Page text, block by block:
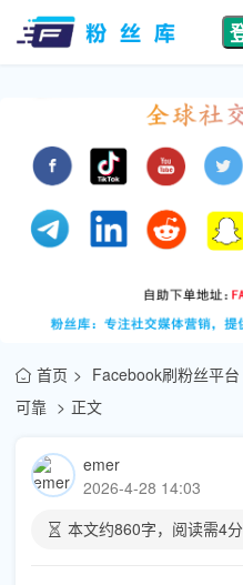
首页
Facebook刷粉丝平
可靠
正文
emer
2026-4-28 14:03
本文约860字，阅读需4